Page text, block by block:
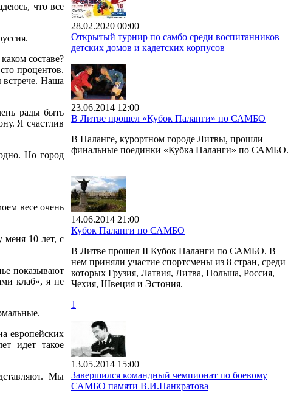
что все
составе?
процентов.
встрече. Наша
рады быть
Я счастлив
Но город
весе очень
меня 10 лет, с
показывают
клаб», я не
европейских
идет такое
Мы
28.02.2020 00:00
Открытый турнир по самбо среди воспитанников
детских домов и кадетских корпусов
23.06.2014 12:00
В Литве прошел «Кубок Паланги» по САМБО
В Паланге, курортном городе Литвы, прошли
финальные поединки «Кубка Паланги» по САМБО.
14.06.2014 21:00
Кубок Паланги по САМБО
В Литве прошел II Кубок Паланги по САМБО. В
нем приняли участие спортсмены из 8 стран, среди
которых Грузия, Латвия, Литва, Польша, Россия,
Чехия, Швеция и Эстония.
1
13.05.2014 15:00
Завершился командный чемпионат по боевому
САМБО памяти В.И.Панкратова